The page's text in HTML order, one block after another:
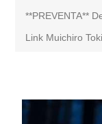
**PREVENTA**
Link Muichiro